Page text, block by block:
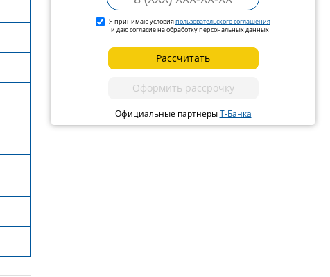
Я принимаю условияпользовательского соглашения
и даю согласие на обработку персональных данных
Рассчитать
Оформить рассрочку
Официальные партнерыТ-Банка